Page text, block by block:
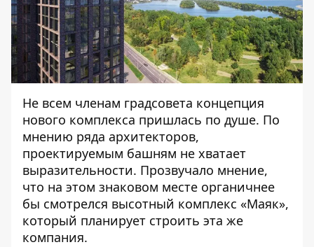
Не всем членам градсовета концепция
нового комплекса пришлась по душе. По
мнению ряда архитекторов,
проектируемым башням не хватает
выразительности. Прозвучало мнение,
что на этом знаковом месте органичнее
бы смотрелся высотный комплекс «Маяк»,
который планирует строить эта же
компания.